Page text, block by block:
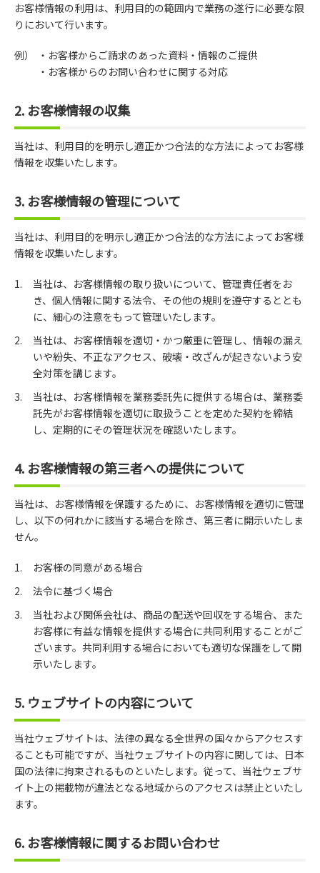
お客様情報の利用は、利用目的の範囲内で業務の遂行に必要な限
りにおいて行います。
例）
・お客様からご請求のあった資料・情報のご提供
・お客様からのお問い合わせに関する対応
2. お客様情報の収集
当社は、利用目的を明示し適正かつ合法的な方法によってお客様
情報を収集いたします。
3. お客様情報の管理について
当社は、利用目的を明示し適正かつ合法的な方法によってお客様
情報を収集いたします。
当社は、お客様情報の取り扱いについて、管理責任者をお
き、個人情報に関する法令、その他の規則を遵守するととも
に、細心の注意をもって管理いたします。
当社は、お客様情報を適切・かつ厳重に管理し、情報の漏え
いや紛失、不正なアクセス、破壊・改ざんが起きないよう安
全対策を講じます。
当社は、お客様情報を業務委託先に提供する場合は、業務委
託先がお客様情報を適切に取扱うことを定めた契約を締結
し、定期的にその管理状況を確認いたします。
4. お客様情報の第三者への提供について
当社は、お客様情報を保護するために、お客様情報を適切に管理
し、以下の何れかに該当する場合を除き、第三者に開示いたしま
せん。
お客様の同意がある場合
法令に基づく場合
当社および関係会社は、商品の配送や回収をする場合、また
お客様に有益な情報を提供する場合に共同利用することがご
ざいます。共同利用する場合においても適切な保護をして開
示いたします。
5. ウェブサイトの内容について
当社ウェブサイトは、法律の異なる全世界の国々からアクセスす
ることも可能ですが、当社ウェブサイトの内容に関しては、日本
国の法律に拘束されるものといたします。従って、当社ウェブサ
イト上の掲載物が違法となる地域からのアクセスは禁止といたし
ます。
6. お客様情報に関するお問い合わせ